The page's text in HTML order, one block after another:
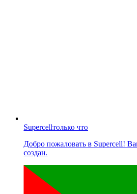
Supercellтолько что
Добро пожаловать в Supercell!
создан.